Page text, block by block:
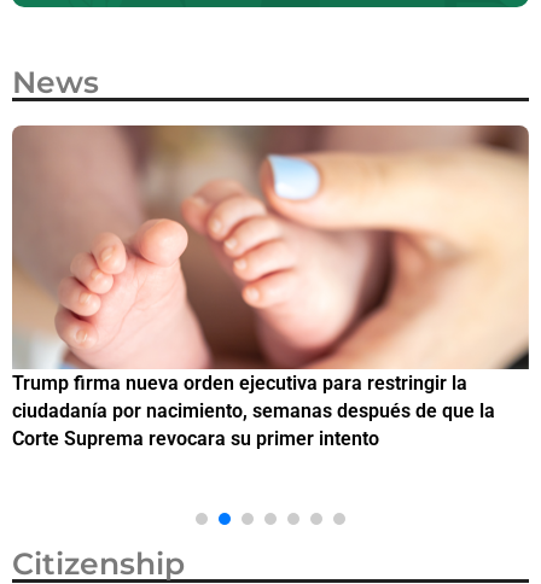
News
Trump firma nueva orden ejecutiva para restringir la
ciudadanía por nacimiento, semanas después de que la
Corte Suprema revocara su primer intento
Citizenship